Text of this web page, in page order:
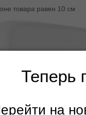
Теперь
на
товара равен 10 см